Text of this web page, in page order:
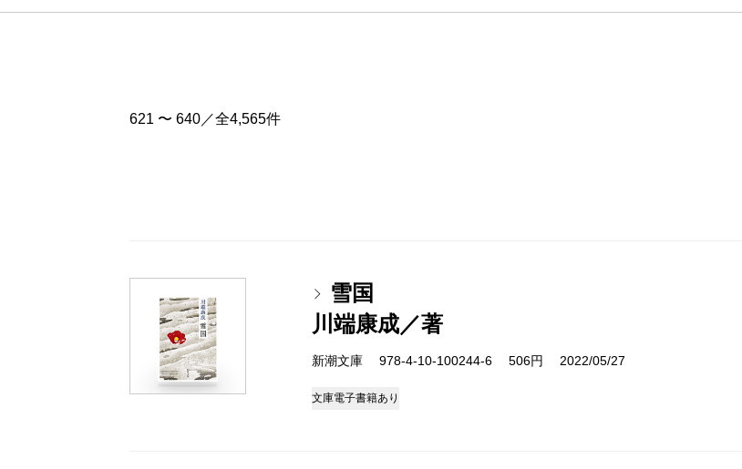
621 〜 640／全4,565件
雪国
川端康成／著
新潮文庫 978-4-10-100244-6 506円 2022/05/27
文庫電子書籍あり